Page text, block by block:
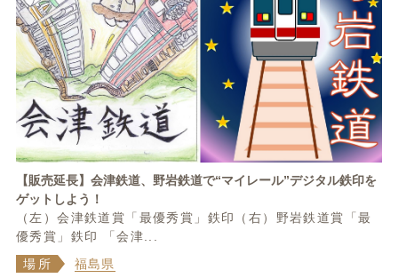
【販売延長】会津鉄道、野岩鉄道で“マイレール”デジタル鉄印を
ゲットしよう！
（左）会津鉄道賞「最優秀賞」鉄印（右）野岩鉄道賞「最
優秀賞」鉄印 「会津...
場所
福島県